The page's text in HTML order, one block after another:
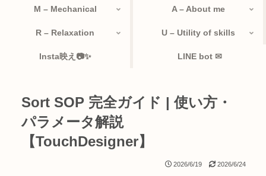
M – Mechanical A – About me
R – Relaxation U – Utility of skills
Insta映え📷✨ LINE bot ✉
Sort SOP 完全ガイド | 使い方・
パラメータ解説
【TouchDesigner】
2026/6/19 2026/6/24